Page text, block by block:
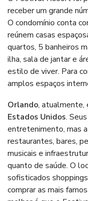
receber um grande
O condomínio conta
reúnem casas
quartos, 5 banheiros
ilha, sala de jantar e
estilo de viver. Para
amplos espaços
Orlando, atualmente,
Estados Unidos.
entretenimento, mas
restaurantes, bares,
musicais e
quanto de saúde. O
sofisticados
comprar as mais